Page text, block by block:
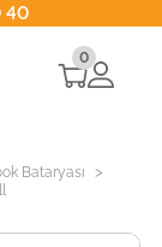
0
Bataryası >